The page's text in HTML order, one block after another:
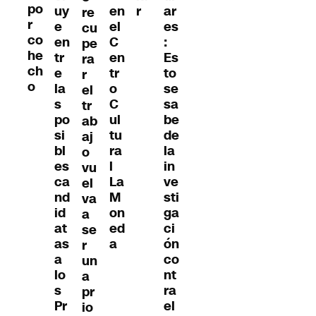
po
r
co
he
ch
o
uy
e
en
tr
e
la
s
po
si
bl
es
ca
nd
id
at
as
a
lo
s
Pr
re
cu
pe
ra
r
el
tr
ab
aj
o
vu
el
va
a
se
r
un
a
pr
io
en
el
C
en
tr
o
C
ul
tu
ra
l
La
M
on
ed
a
r
ar
es
:
Es
to
se
sa
be
de
la
in
ve
sti
ga
ci
ón
co
nt
ra
el